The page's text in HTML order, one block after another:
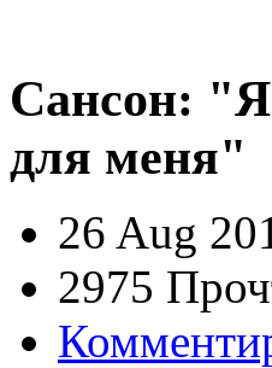
Сансон: "Я
для меня"
26 Aug
2975